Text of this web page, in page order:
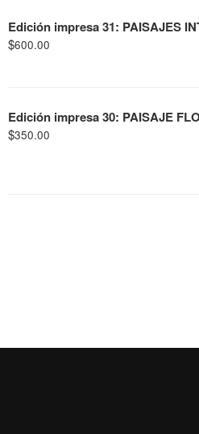
Edición impresa 31: PAISAJES
$600.00
Edición impresa 30: PAISAJE
$350.00